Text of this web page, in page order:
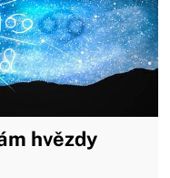
hvězdy